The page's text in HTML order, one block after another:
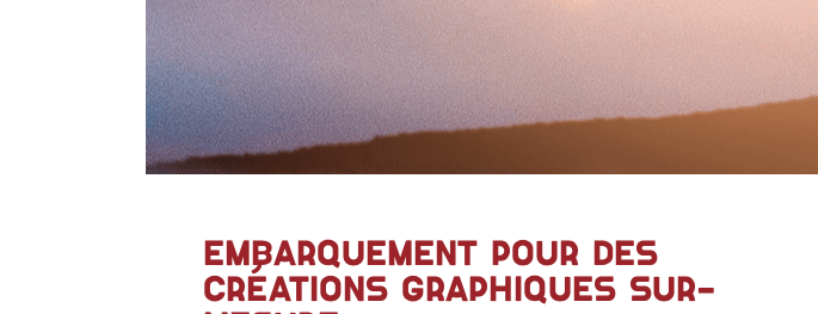
EMBARQUEMENT POUR DES
CRÉATIONS GRAPHIQUES SUR-